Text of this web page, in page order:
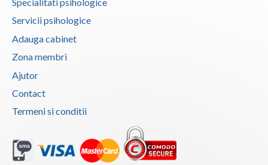
Servicii psihologice
Adauga cabinet
Zona membri
Ajutor
Contact
Termeni si conditii